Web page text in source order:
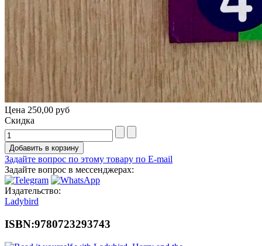
Цена 250,00 руб
Скидка
Задайте вопрос по этому товару по E-mail
Задайте вопрос в мессенджерах:
Издательство:
Ladybird
ISBN:9780723293743